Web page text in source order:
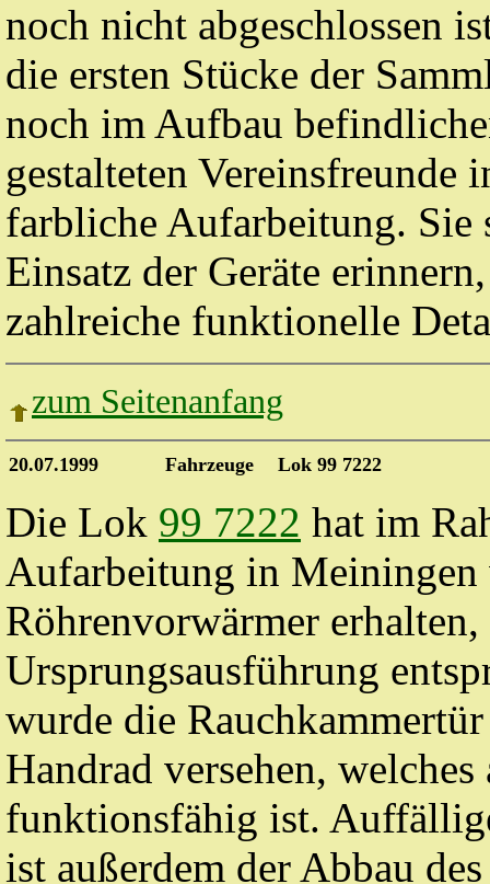
noch nicht abgeschlossen
die ersten Stücke der
noch im Aufbau
gestalteten Vereinsfreunde
farbliche Aufarbeitung. Sie
Einsatz der Geräte
zahlreiche funktionelle
zum Seitenanfang
20.07.1999 Fahrzeuge Lok 99 7222
Die Lok 99 7222 hat im
Aufarbeitung in Meiningen
Röhrenvorwärmer erhalten,
Ursprungsausführung
wurde die
Handrad versehen,
funktionsfähig ist.
ist außerdem der Abbau